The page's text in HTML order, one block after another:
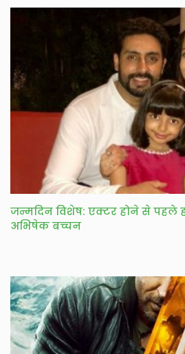
जन्मदिन विशेष: एक्टर होने से पहले
अभिषेक बच्चन